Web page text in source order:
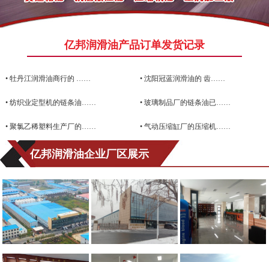
亿邦润滑油产品订单发货记录
• 牡丹江润滑油商行的 …… • 沈阳冠蓝润滑油的 齿……
• 纺织业定型机的链条油…… • 玻璃制品厂的链条油已……
• 聚氯乙稀塑料生产厂的…… • 气动压缩缸厂的压缩机……
亿邦润滑油企业厂区展示